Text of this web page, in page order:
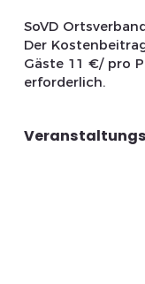
SoVD
Der
Gäste 11 €/ pro
erforderlich.